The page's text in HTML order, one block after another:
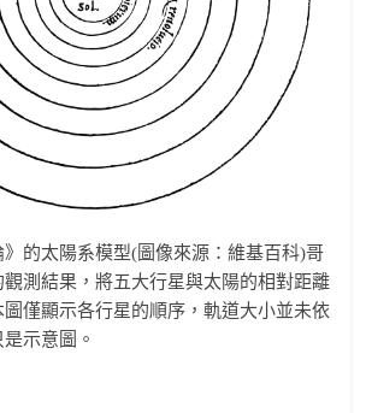
的太陽系模型(圖像來源：維基百科)哥
觀測結果，將五大行星與太陽的相對距離
僅顯示各行星的順序，軌道大小並未依
示意圖。